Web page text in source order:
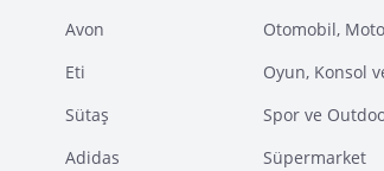
Avon
Eti
Sütaş
Adidas
Otomobil,
Oyun, Konsol
Spor ve
Süpermarket